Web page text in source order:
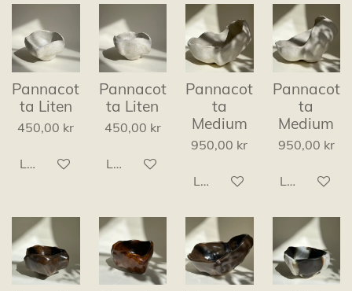
Pannacot
ta Liten
450,00 kr
Lägg till i varukorg
Pannacot
ta Liten
450,00 kr
Lägg till i varukorg
Pannacot
ta
Medium
950,00 kr
Lägg till i varukorg
Pannacot
ta
Medium
950,00 kr
Lägg till i